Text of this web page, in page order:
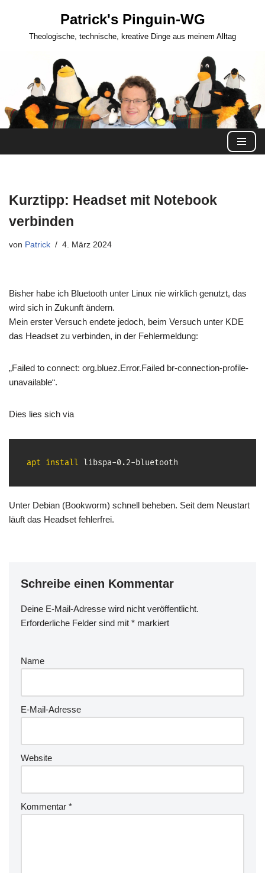
Patrick's Pinguin-WG
Theologische, technische, kreative Dinge aus meinem Alltag
Kurztipp: Headset mit Notebook
verbinden
von Patrick 4. März 2024
Bisher habe ich Bluetooth unter Linux nie wirklich genutzt, das
wird sich in Zukunft ändern.
Mein erster Versuch endete jedoch, beim Versuch unter KDE
das Headset zu verbinden, in der Fehlermeldung:
„Failed to connect: org.bluez.Error.Failed br-connection-profile-
unavailable“.
Dies lies sich via
apt install libspa-0.2-bluetooth
Unter Debian (Bookworm) schnell beheben. Seit dem Neustart
läuft das Headset fehlerfrei.
Schreibe einen Kommentar
Deine E-Mail-Adresse wird nicht veröffentlicht.
Erforderliche Felder sind mit * markiert
Name
E-Mail-Adresse
Website
Kommentar *